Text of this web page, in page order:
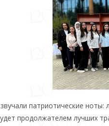
патриотические
продолжателем лучших